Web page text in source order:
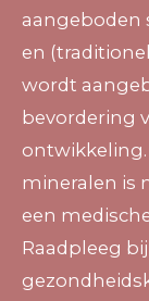
aangeboden
en
wordt
bevordering
mineralen is
een
Raadpleeg